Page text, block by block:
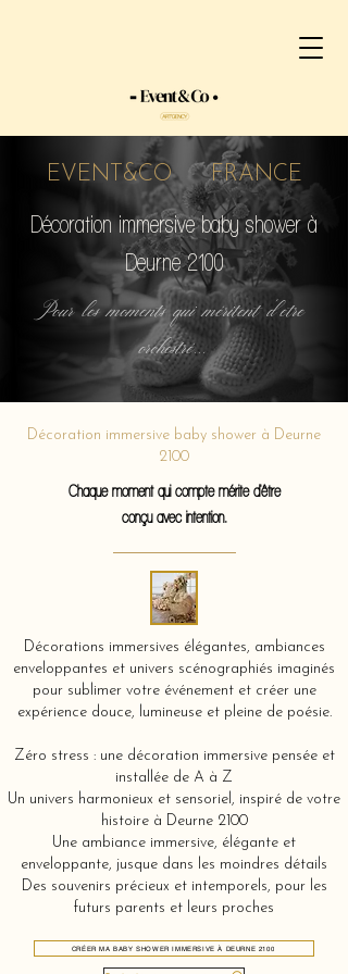
EVENT&CO FRANCE
Décoration immersive baby shower à
Deurne 2100
Pour les moments qui méritent d'etre
orchestré...
Décoration immersive baby shower à Deurne
2100
Chaque moment qui compte mérite d'être
conçu avec intention.
Décorations immersives élégantes, ambiances
enveloppantes et univers scénographiés imaginés
pour sublimer votre événement et créer une
expérience douce, lumineuse et pleine de poésie.
Zéro stress : une décoration immersive pensée et
installée de A à Z
Un univers harmonieux et sensoriel, inspiré de votre
histoire à Deurne 2100
Une ambiance immersive, élégante et
enveloppante, jusque dans les moindres détails
Des souvenirs précieux et intemporels, pour les
futurs parents et leurs proches
CRÉER MA BABY SHOWER IMMERSIVE À DEURNE 2100